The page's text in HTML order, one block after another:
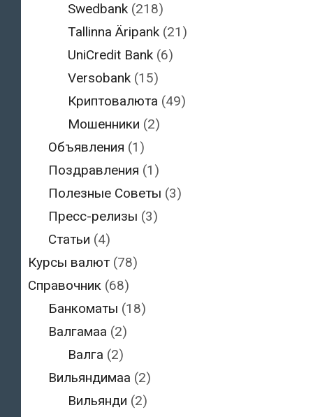
Swedbank (218)
Tallinna Äripank (21)
UniCredit Bank (6)
Versobank (15)
Криптовалюта (49)
Мошенники (2)
Объявления (1)
Поздравления (1)
Полезные Советы (3)
Пресс-релизы (3)
Статьи (4)
Курсы валют (78)
Справочник (68)
Банкоматы (18)
Валгамаа (2)
Валга (2)
Вильяндимаа (2)
Вильянди (2)